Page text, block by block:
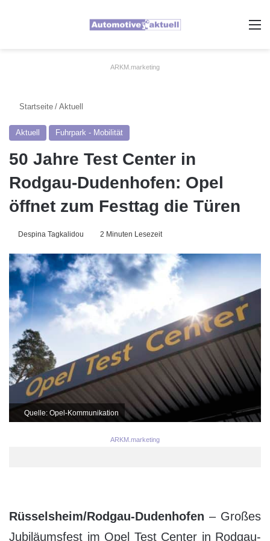
ARKM.marketing
Startseite / Aktuell
Aktuell Fuhrpark - Mobilität
50 Jahre Test Center in
Rodgau-Dudenhofen: Opel
öffnet zum Festtag die Türen
Despina Tagkalidou 2 Minuten Lesezeit
Quelle: Opel-Kommunikation
ARKM.marketing
Rüsselsheim/Rodgau-Dudenhofen – Großes
Jubiläumsfest im Opel Test Center in Rodgau-